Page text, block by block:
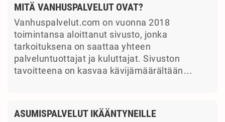
MITÄ VANHUSPALVELUT OVAT?
Vanhuspalvelut.com on vuonna 2018
toimintansa aloittanut sivusto, jonka
tarkoituksena on saattaa yhteen
palveluntuottajat ja kuluttajat. Sivuston
tavoitteena on kasvaa kävijämäärältään…
ASUMISPALVELUT IKÄÄNTYNEILLE